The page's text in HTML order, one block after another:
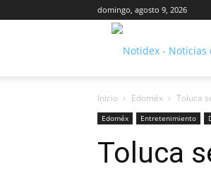
domingo, agosto 9, 2026
Inicio Edoméx Toluca
Edoméx Entretenimiento
Toluca